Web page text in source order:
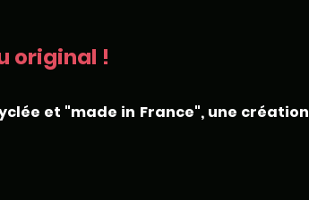
original !
et "made in France", une création